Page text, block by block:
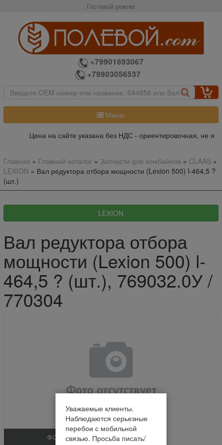
Гостевой режим
+79901693067
+79903056537
Меню
Цена на сайте указана без НДС - ориентировочная, не
Главная » Главный каталог» Запчасти для комбайнов» CLAAS»
LEXION » Вал редуктора отбора мощности (Lexion 500) l-464,5 ?
(шт.)
Вал редуктора отбора
мощности (Lexion 500) l-
464,5 ? (шт.), 769032.0У /
770304
ФОТО
Уважаемые клиенты.
Наблюдаются серьезные
перебои с мобильной
связью. Просьба писать/